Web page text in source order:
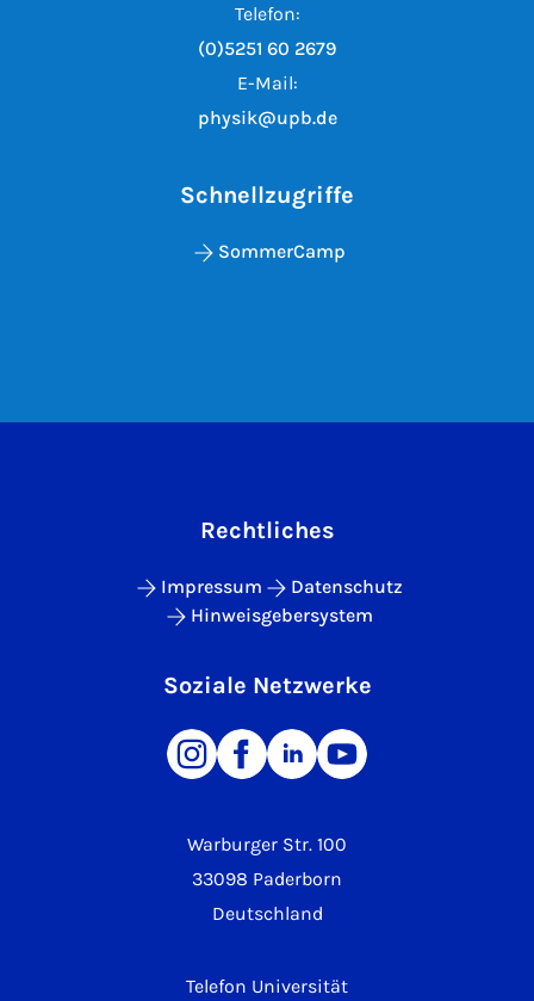
Telefon:
(0)5251 60 2679
E-Mail:
physik@upb.de
Schnellzugriffe
SommerCamp
Warburger Str. 100
33098 Paderborn
Deutschland
Telefon Universität
Rechtliches
Impressum
Datenschutz
Hinweisgebersystem
Soziale Netzwerke